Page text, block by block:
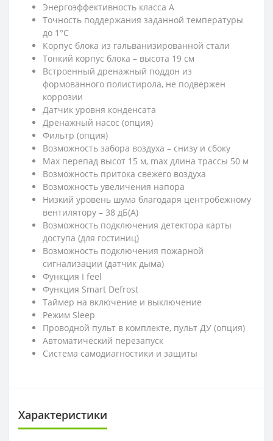
Энергоэффективность класса А
Точность поддержания заданной температуры
до 1°С
Корпус блока из гальванизированной стали
Тонкий корпус блока – высота 19 см
Встроенный дренажный поддон из
формованного полистирола, не подвержен
коррозии
Датчик уровня конденсата
Дренажный насос (опция)
Фильтр (опция)
Возможность забора воздуха – снизу и сбоку
Max перепад высот 15 м, max длина трассы 50 м
Возможность притока свежего воздуха
Возможность увеличения напора
Низкий уровень шума благодаря центробежному
вентилятору – 38 дБ(А)
Возможность подключения детектора карты
доступа (для гостиниц)
Возможность подключения пожарной
сигнализации (датчик дыма)
Функция I feel
Функция Smart Defrost
Таймер на включение и выключение
Режим Sleep
Проводной пульт в комплекте, пульт ДУ (опция)
Автоматический перезапуск
Система самодиагностики и защиты
Характеристики